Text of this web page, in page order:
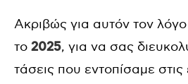
Ακριβώς για αυτόν τον
το 2025, για να σας
τάσεις που εντοπίσαμε